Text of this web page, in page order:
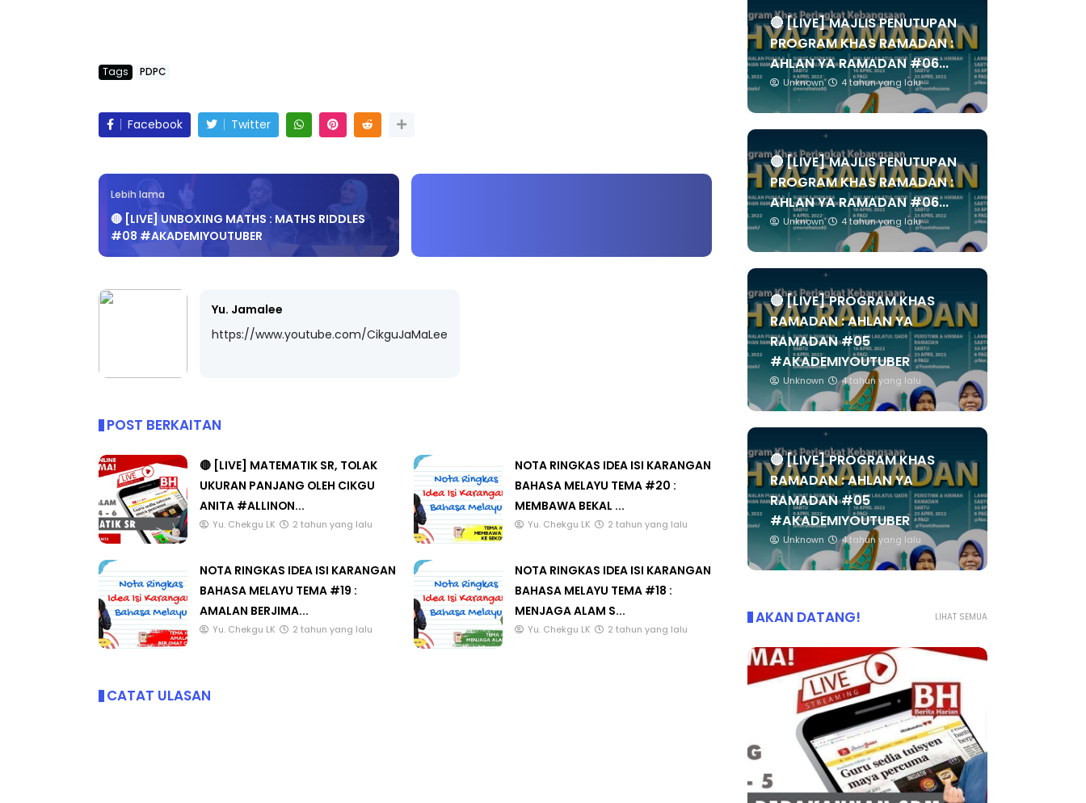
Tags PDPC
Facebook Twitter
Lebih lama
🔴 [LIVE] UNBOXING MATHS : MATHS RIDDLES
#08 #AKADEMIYOUTUBER
Yu. Jamalee
https://www.youtube.com/CikguJaMaLee
POST BERKAITAN
🔴 [LIVE] MATEMATIK SR, TOLAK
UKURAN PANJANG OLEH CIKGU
ANITA #ALLINON...
Yu. Chekgu LK 2 tahun yang lalu
NOTA RINGKAS IDEA ISI KARANGAN
BAHASA MELAYU TEMA #20 :
MEMBAWA BEKAL ...
Yu. Chekgu LK 2 tahun yang lalu
NOTA RINGKAS IDEA ISI KARANGAN
BAHASA MELAYU TEMA #19 :
AMALAN BERJIMA...
Yu. Chekgu LK 2 tahun yang lalu
NOTA RINGKAS IDEA ISI KARANGAN
BAHASA MELAYU TEMA #18 :
MENJAGA ALAM S...
Yu. Chekgu LK 2 tahun yang lalu
CATAT ULASAN
🔴 [LIVE] MAJLIS PENUTUPAN
PROGRAM KHAS RAMADAN :
AHLAN YA RAMADAN #06...
Unknown 4 tahun yang lalu
🔴 [LIVE] MAJLIS PENUTUPAN
PROGRAM KHAS RAMADAN :
AHLAN YA RAMADAN #06...
Unknown 4 tahun yang lalu
🔴 [LIVE] PROGRAM KHAS
RAMADAN : AHLAN YA
RAMADAN #05
#AKADEMIYOUTUBER
Unknown 4 tahun yang lalu
🔴 [LIVE] PROGRAM KHAS
RAMADAN : AHLAN YA
RAMADAN #05
#AKADEMIYOUTUBER
Unknown 4 tahun yang lalu
LIHAT SEMUA
AKAN DATANG!